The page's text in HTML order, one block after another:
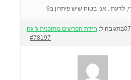
בתגובה ל: חידת הפרשים מתוכנית ג'יגה
#78197